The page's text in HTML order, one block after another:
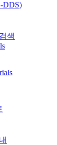
DDS)
색